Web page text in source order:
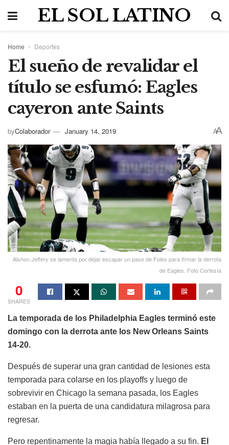
EL SOL LATINO
Home Deportes
El sueño de revalidar el
título se esfumó: Eagles
cayeron ante Saints
byColaborador January 14, 2019 AA
Alshon Jeffery se lamenta por dejar escapar un pase de Foles para firmar la derrota
de Eagles. Foto Cortesía
0
SHARES
La temporada de los Philadelphia Eagles terminó este
domingo con la derrota ante los New Orleans Saints
14-20.
Después de superar una gran cantidad de lesiones esta
temporada para colarse en los playoffs y luego de
sobrevivir en Chicago la semana pasada, los Eagles
estaban en la puerta de una candidatura milagrosa para
regresar.
Pero repentinamente la magia había llegado a su fin. El